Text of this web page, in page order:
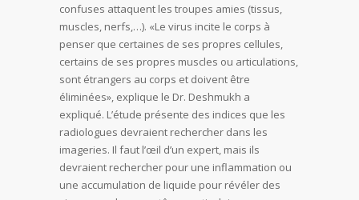
confuses attaquent les troupes amies (tissus,
muscles, nerfs,…). «Le virus incite le corps à
penser que certaines de ses propres cellules,
certains de ses propres muscles ou articulations,
sont étrangers au corps et doivent être
éliminées», explique le Dr. Deshmukh a
expliqué. L’étude présente des indices que les
radiologues devraient rechercher dans les
imageries. Il faut l’œil d’un expert, mais ils
devraient rechercher pour une inflammation ou
une accumulation de liquide pour révéler des